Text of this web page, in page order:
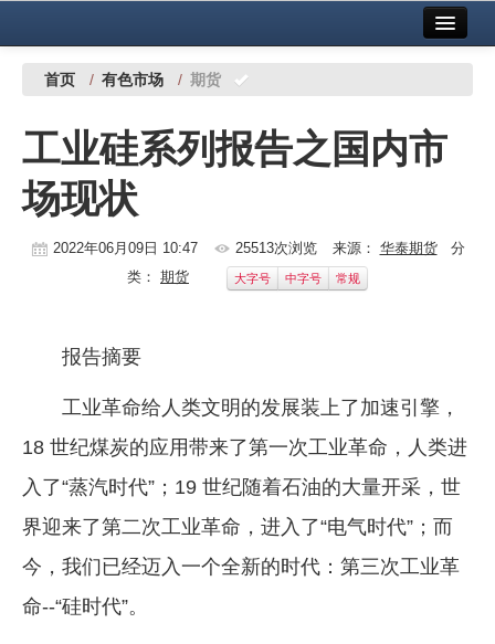
中国有色金属报社主办 广告服务
铜镍铅锌
铝
稀有稀土
党建工作
企业文化
《资源再生》杂志
行情报价
首页 / 有色市场 / 期货
工业硅系列报告之国内市
场现状
2022年06月09日 10:47 25513次浏览 来源： 华泰期货分
类： 期货 大字号 中字号 常规
报告摘要
工业革命给人类文明的发展装上了加速引擎，
18 世纪煤炭的应用带来了第一次工业革命，人类进
入了“蒸汽时代”；19 世纪随着石油的大量开采，世
界迎来了第二次工业革命，进入了“电气时代”；而
今，我们已经迈入一个全新的时代：第三次工业革
命--“硅时代”。